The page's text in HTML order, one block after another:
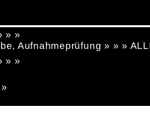
» »
Aufnahmeprüfung » » »
» »